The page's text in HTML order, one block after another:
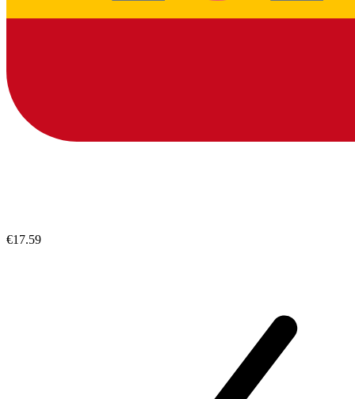
€17.59